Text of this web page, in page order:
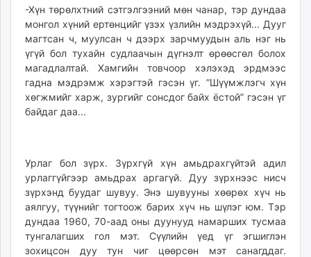
unegui.mn
assa.mn
toim.mn
tac.mn
paparazzi.mn
unread.today
-Хүн төрөлхтний сэтгэлгээний мөн чанар, тэр дундаа
монгол хүний ертөнцийг үзэх үзлийн мэдрэхүй... Дууг
магтсан ч, муулсан ч дээрх зарчмуудын аль нэг нь
үгүй бол тухайн судлаачын дүгнэлт өрөөсгөл болох
магадлалтай. Хамгийн товчоор хэлэхэд эрдмээс
гадна мэдрэмж хэрэгтэй гэсэн үг. “Шүүмжлэгч хүн
хөгжмийг харж, зургийг сонсдог байх ёстой” гэсэн үг
байдаг даа...
Урлаг бол зүрх. Зүрхгүй хүн амьдрахгүйтэй адил
урлаггүйгээр амьдрах аргагүй. Дуу зүрхнээс нисч
зүрхэнд буудаг шувуу. Энэ шувууны хөөрөх хүч нь
аялгуу, түүнийг тогтоож барих хүч нь шүлэг юм. Тэр
дундаа 1960, 70-аад оны дуунууд намарших тусмаа
тунгалагших гол мэт. Сүүлийн үед үг эгшиглэн
зохицсон дуу тун чиг цөөрсөн мэт санагддаг.